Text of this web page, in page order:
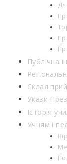
Публічна
Склад
Укази
Історія
Учням і